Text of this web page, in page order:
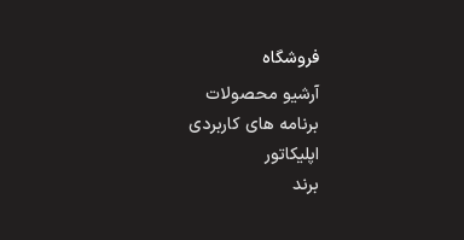
فروشگاه
آرشیو محصولات
برنامه های کاربردی
اپلیکاتور
برند